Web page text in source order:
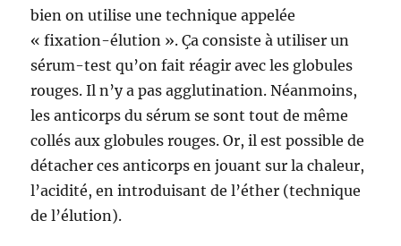
bien on utilise une technique appelée
« fixation-élution ». Ça consiste à utiliser un
sérum-test qu’on fait réagir avec les globules
rouges. Il n’y a pas agglutination. Néanmoins,
les anticorps du sérum se sont tout de même
collés aux globules rouges. Or, il est possible de
détacher ces anticorps en jouant sur la chaleur,
l’acidité, en introduisant de l’éther (technique
de l’élution).